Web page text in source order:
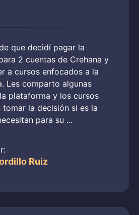
que decidí pagar la
2 cuentas de Crehana y
a cursos enfocados a la
Les comparto algunas
plataforma y los cursos
tomar la decisión si es la
para su ...
Ruiz